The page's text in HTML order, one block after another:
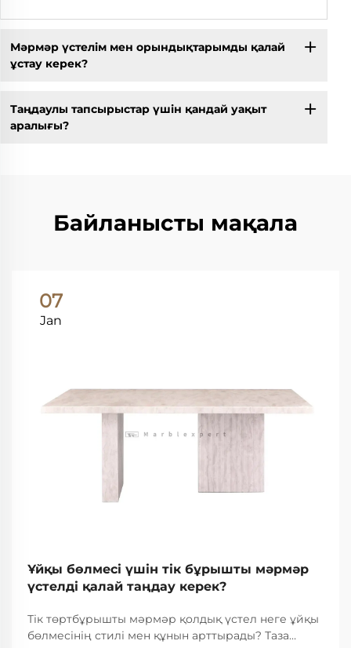
Мәрмәр үстелім мен орындықтарымды қалай
ұстау керек?
Таңдаулы тапсырыстар үшін қандай уақыт
аралығы?
Байланысты мақала
07
Jan
Ұйқы бөлмесі үшін тік бұрышты мәрмәр
үстелді қалай таңдау керек?
Тік төртбұрышты мәрмәр қолдық үстел неге ұйқы
бөлмесінің стилі мен құнын арттырады? Таза